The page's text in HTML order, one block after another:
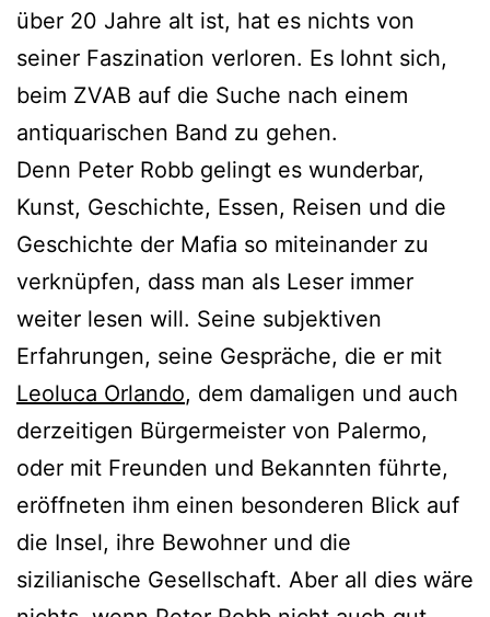
über 20 Jahre alt ist, hat es nichts von
seiner Faszination verloren. Es lohnt sich,
beim ZVAB auf die Suche nach einem
antiquarischen Band zu gehen.
Denn Peter Robb gelingt es wunderbar,
Kunst, Geschichte, Essen, Reisen und die
Geschichte der Mafia so miteinander zu
verknüpfen, dass man als Leser immer
weiter lesen will. Seine subjektiven
Erfahrungen, seine Gespräche, die er mit
Leoluca Orlando, dem damaligen und auch
derzeitigen Bürgermeister von Palermo,
oder mit Freunden und Bekannten führte,
eröffneten ihm einen besonderen Blick auf
die Insel, ihre Bewohner und die
sizilianische Gesellschaft. Aber all dies wäre